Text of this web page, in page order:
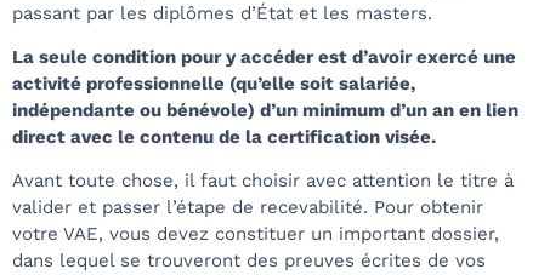
passant par les diplômes d’État et les masters.
La seule condition pour y accéder est d’avoir exercé une
activité professionnelle (qu’elle soit salariée,
indépendante ou bénévole) d’un minimum d’un an en lien
direct avec le contenu de la certification visée.
Avant toute chose, il faut choisir avec attention le titre à
valider et passer l’étape de recevabilité. Pour obtenir
votre VAE, vous devez constituer un important dossier,
dans lequel se trouveront des preuves écrites de vos